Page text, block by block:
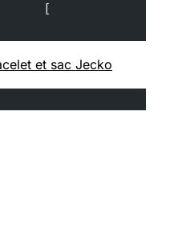
			[
et sac Jecko